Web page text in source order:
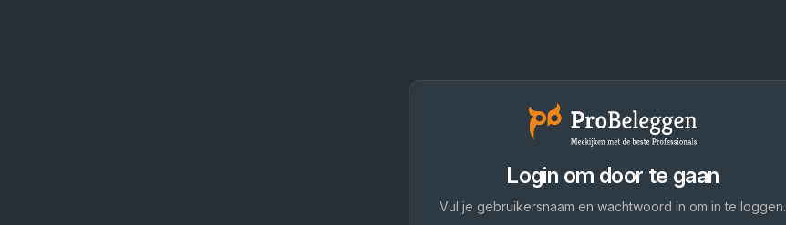
Login om door te gaan
Vul je gebruikersnaam en wachtwoord in om in te loggen.